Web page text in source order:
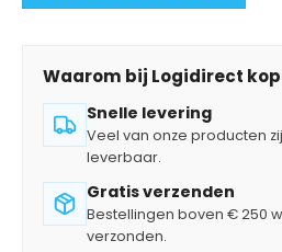
Waarom bij Logidirect
Snelle levering
Veel van onze producten
leverbaar.
Gratis verzenden
Bestellingen boven € 250
verzonden.